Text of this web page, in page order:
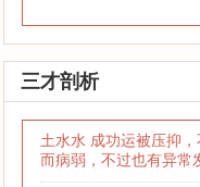
三才剖析
土水水 成功运被压抑
而病弱，不过也有异常